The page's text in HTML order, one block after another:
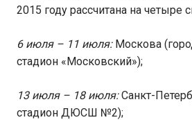
2015 году рассчитана на четыре
6 июля – 11 июля:Москова
стадион «Московский»);
13 июля – 18 июля:Санкт-
стадион ДЮСШ №2);